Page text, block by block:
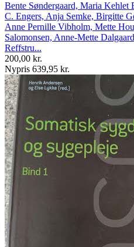
Bente Søndergaard, Maria
C. Engers, Anja Semke, Birgitte
Anne Pernille Vibholm, Mette
Salomonsen, Anne-Mette
Reffstru...
200,00 kr.
Nypris 639,95 kr.